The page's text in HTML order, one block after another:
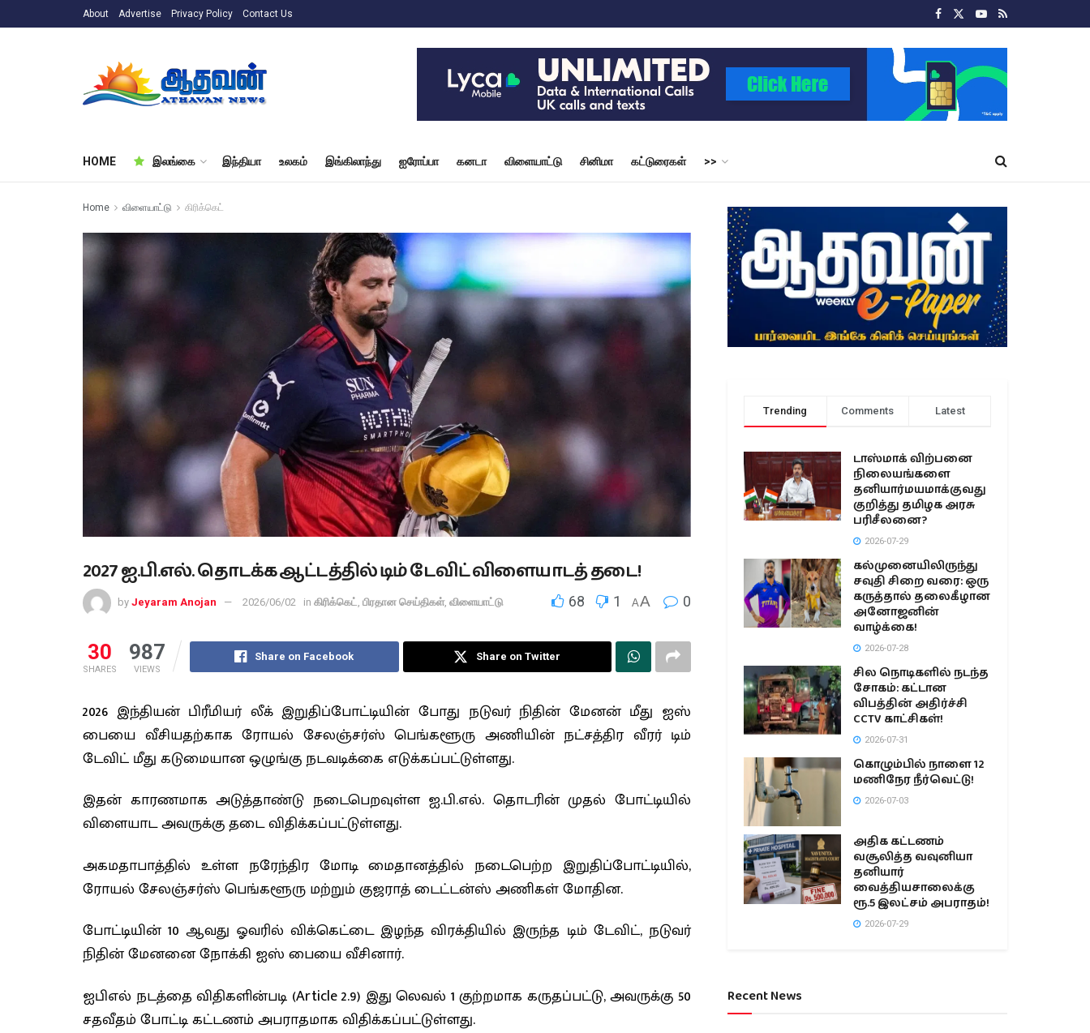
About Advertise Privacy Policy Contact Us
HOME இலங்கை இந்தியா உலகம் இங்கிலாந்து ஐரோப்பா கனடா விளையாட்டு சினிமா கட்டுரைகள் >>
Home விளையாட்டு கிரிக்கெட்
2027 ஐ.பி.எல். தொடக்க ஆட்டத்தில் டிம் டேவிட் விளையாடத் தடை!
by Jeyaram Anojan 2026/06/02 in கிரிக்கெட் பிரதான செய்திகள், விளையாட்டு 68 1 AA 0
30
SHARES
987
VIEWS
Share on Facebook Share on Twitter
2026 இந்தியன் பிரீமியர் லீக் இறுதிப்போட்டியின் போது நடுவர் நிதின் மேனன் மீது ஐஸ்
பையை வீசியதற்காக ரோயல் சேலஞ்சர்ஸ் பெங்களூரு அணியின் நட்சத்திர வீரர் டிம்
டேவிட் மீது கடுமையான ஒழுங்கு நடவடிக்கை எடுக்கப்பட்டுள்ளது.
இதன் காரணமாக அடுத்தாண்டு நடைபெறவுள்ள ஐ.பி.எல். தொடரின் முதல் போட்டியில்
விளையாட அவருக்கு தடை விதிக்கப்பட்டுள்ளது.
அகமதாபாத்தில் உள்ள நரேந்திர மோடி மைதானத்தில் நடைபெற்ற இறுதிப்போட்டியில்,
ரோயல் சேலஞ்சர்ஸ் பெங்களூரு மற்றும் குஜராத் டைட்டன்ஸ் அணிகள் மோதின.
போட்டியின் 10 ஆவது ஓவரில் விக்கெட்டை இழந்த விரக்தியில் இருந்த டிம் டேவிட், நடுவர்
நிதின் மேனனை நோக்கி ஐஸ் பையை வீசினார்.
ஐபிஎல் நடத்தை விதிகளின்படி (Article 2.9) இது லெவல் 1 குற்றமாக கருதப்பட்டு, அவருக்கு 50
சதவீதம் போட்டி கட்டணம் அபராதமாக விதிக்கப்பட்டுள்ளது.
Trending Comments Latest
டாஸ்மாக் விற்பனை
நிலையங்களை
தனியார்மயமாக்குவது
குறித்து தமிழக அரசு
பரிசீலனை?
2026-07-29
கல்முனையிலிருந்து
சவுதி சிறை வரை: ஒரு
கருத்தால் தலைகீழான
அனோஜனின்
வாழ்க்கை!
2026-07-28
சில நொடிகளில் நடந்த
சோகம்: கட்டான
விபத்தின் அதிர்ச்சி
CCTV காட்சிகள்!
2026-07-31
கொழும்பில் நாளை 12
மணிநேர நீர்வெட்டு!
2026-07-03
அதிக கட்டணம்
வசூலித்த வவுனியா
தனியார்
வைத்தியசாலைக்கு
ரூ.5 இலட்சம் அபராதம்!
2026-07-29
Recent News